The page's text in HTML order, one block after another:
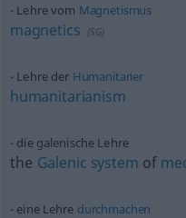
Lehre vom Magnetismus
magnetics (SG)
Lehre der Humanitarier
humanitarianism
die galenische Lehre
the Galenic system of
eine Lehre durchmachen